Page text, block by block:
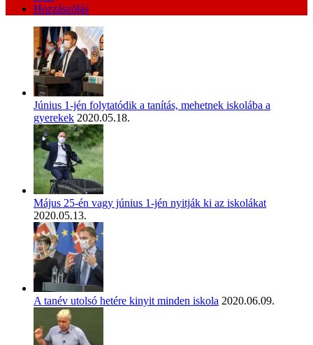
Hozzászólás
Június 1-jén folytatódik a tanítás, mehetnek iskolába a
gyerekek 2020.05.18.
Május 25-én vagy június 1-jén nyitják ki az iskolákat
2020.05.13.
A tanév utolsó hetére kinyit minden iskola 2020.06.09.